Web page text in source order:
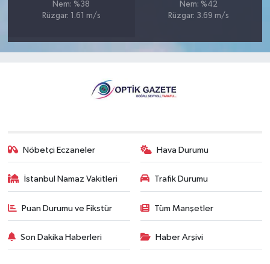
Nem: %38
Rüzgar: 1.61 m/s
Nem: %42
Rüzgar: 3.69 m/s
Nöbetçi Eczaneler Hava Durumu
İstanbul Namaz Vakitleri Trafik Durumu
Puan Durumu ve Fikstür Tüm Manşetler
Son Dakika Haberleri Haber Arşivi